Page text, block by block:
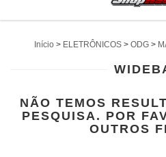
Início > ELETRÔNICOS > ODG >
NÃO TEMOS
PESQUISA. POR
OUTROS